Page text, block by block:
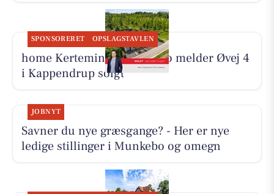
SPONSORERET OPSLAGSTAVLEN
home Kerteminde-Munkebo melder Øvej 4
i Kappendrup solgt
JOBNYT
Savner du nye græsgange? - Her er nye
ledige stillinger i Munkebo og omegn